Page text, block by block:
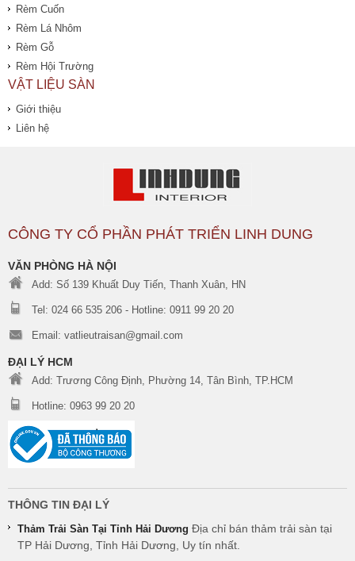
Rèm Cuốn
Rèm Lá Nhôm
Rèm Gỗ
Rèm Hội Trường
VẬT LIỆU SÀN
Giới thiệu
Liên hệ
CÔNG TY CỔ PHẦN PHÁT TRIỂN LINH DUNG
VĂN PHÒNG HÀ NỘI
Add: Số 139 Khuất Duy Tiến, Thanh Xuân, HN
Tel: 024 66 535 206 - Hotline: 0911 99 20 20
Email: vatlieutraisan@gmail.com
ĐẠI LÝ HCM
Add: Trương Công Định, Phường 14, Tân Bình, TP.HCM
Hotline: 0963 99 20 20
THÔNG TIN ĐẠI LÝ
Thảm Trải Sàn Tại Tỉnh Hải Dương Địa chỉ bán thảm trải sàn tại
TP Hải Dương, Tỉnh Hải Dương, Uy tín nhất.